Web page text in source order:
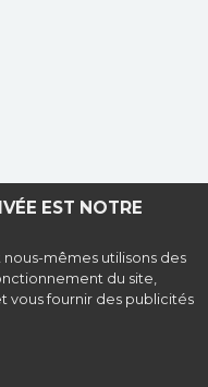
EST NOTRE
mêmes utilisons des
du site,
vous fournir des publicités